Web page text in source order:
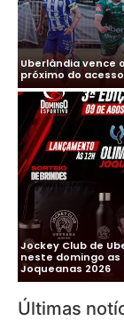
Uberlândia vence
próximo do
Jockey Club de
neste domingo as
Joqueanas 2026
Últimas